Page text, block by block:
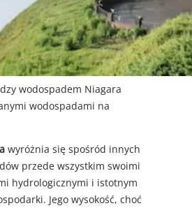
wodospadem Niagara
wodospadami na
wyróżnia się spośród innych
przede wszystkim swoimi
hydrologicznymi i istotnym
Jego wysokość, choć